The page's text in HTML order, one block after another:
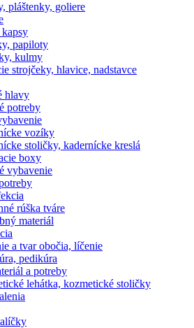
pláštenky, goliere
papiloty
kulmy
strojčeky, hlavice, nadstavce
hlavy
potreby
vozíky
stoličky, kadernícke kreslá
boxy
vybavenie
rúška tváre
materiál
a tvar obočia, líčenie
pedikúra
a potreby
lehátka, kozmetické stoličky